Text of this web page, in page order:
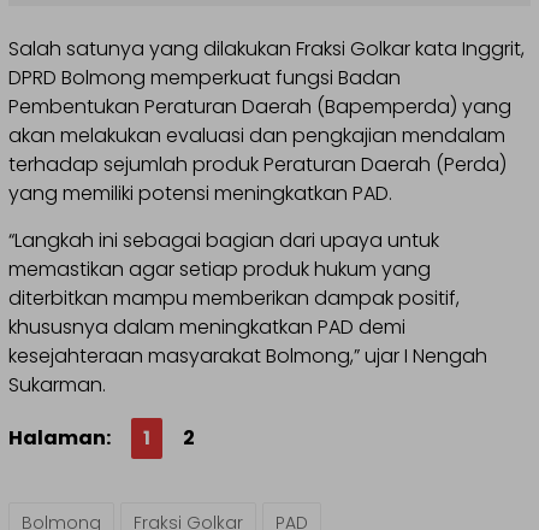
Salah satunya yang dilakukan Fraksi Golkar kata Inggrit,
DPRD Bolmong memperkuat fungsi Badan
Pembentukan Peraturan Daerah (Bapemperda) yang
akan melakukan evaluasi dan pengkajian mendalam
terhadap sejumlah produk Peraturan Daerah (Perda)
yang memiliki potensi meningkatkan PAD.
“Langkah ini sebagai bagian dari upaya untuk
memastikan agar setiap produk hukum yang
diterbitkan mampu memberikan dampak positif,
khususnya dalam meningkatkan PAD demi
kesejahteraan masyarakat Bolmong,” ujar I Nengah
Sukarman.
Halaman:
1 2
Bolmong Fraksi Golkar PAD